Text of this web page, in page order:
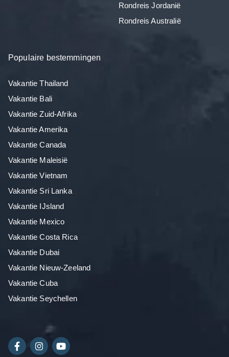
Rondreis Jordanië
Rondreis Australië
Populaire bestemmingen
Vakantie Thailand
Vakantie Bali
Vakantie Zuid-Afrika
Vakantie Amerika
Vakantie Canada
Vakantie Maleisië
Vakantie Vietnam
Vakantie Sri Lanka
Vakantie IJsland
Vakantie Mexico
Vakantie Costa Rica
Vakantie Dubai
Vakantie Nieuw-Zeeland
Vakantie Cuba
Vakantie Seychellen